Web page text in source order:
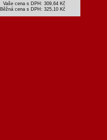
Vaše cena s DPH: 309,64 Kč
Běžná cena s DPH: 325,10 Kč